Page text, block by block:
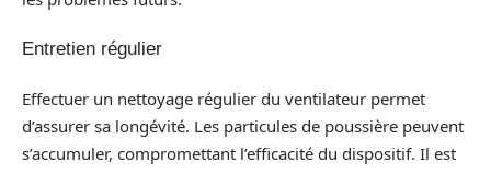
Entretien régulier
Effectuer un nettoyage régulier du ventilateur permet
d’assurer sa longévité. Les particules de poussière peuvent
s’accumuler, compromettant l’efficacité du dispositif. Il est